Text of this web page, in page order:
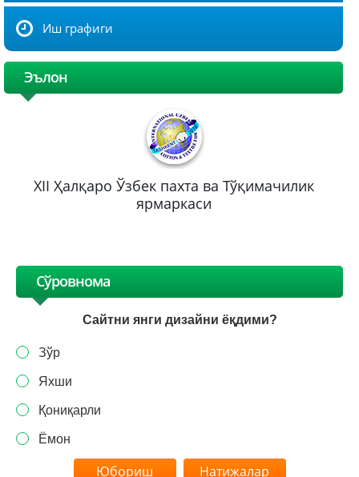
Иш графиги
Эълон
XII Ҳалқаро Ўзбек пахта ва Тўқимачилик
ярмаркаси
Сўровнома
Сайтни янги дизайни ёқдими?
Зўр
Яхши
Қониқарли
Ёмон
Натижалар